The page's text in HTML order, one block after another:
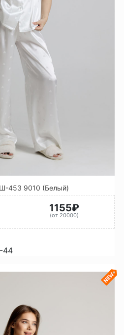
453 9010 (Белый)
1155₽
(от 20000)
44